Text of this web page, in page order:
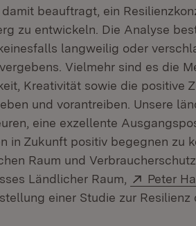
beauftragt, ein
zu entwickeln. Die Analyse
langweilig oder
Vielmehr sind es die
Kreativität sowie die positive
und vorantreiben. Unsere
eine exzellente
in Zukunft positiv begegnen zu
Raum und
Ländlicher Raum,
Extern:
Peter
einer Studie zur